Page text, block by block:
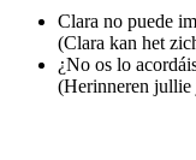
Clara no puede
(Clara kan het
¿No os lo
(Herinneren jullie